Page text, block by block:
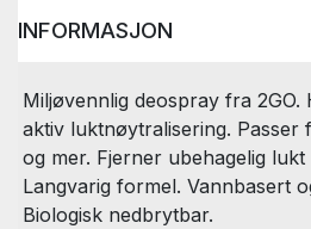
INFORMASJON
Miljøvennlig deospray fra 2GO.
aktiv luktnøytralisering.
og mer. Fjerner ubehagelig lukt
Langvarig formel. Vannbasert
Biologisk nedbrytbar.